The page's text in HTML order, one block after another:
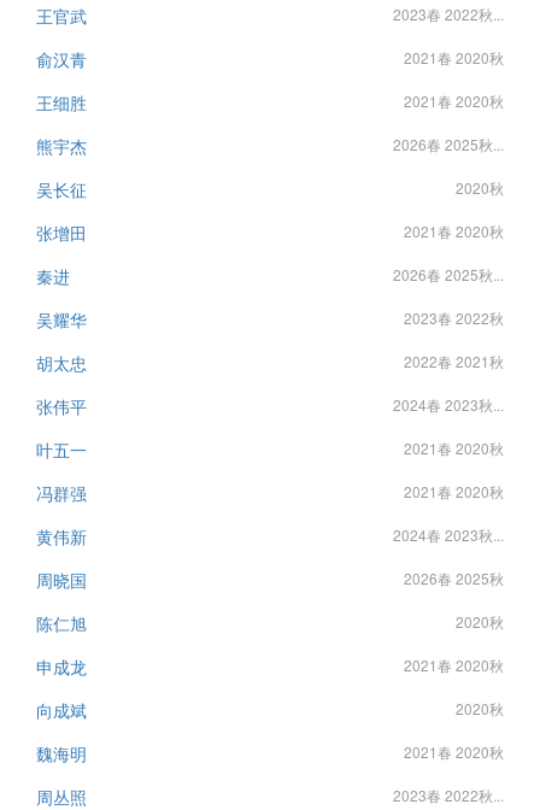
王官武 2023春 2022秋...
俞汉青 2021春 2020秋
王细胜 2021春 2020秋
熊宇杰 2026春 2025秋...
吴长征 2020秋
张增田 2021春 2020秋
秦进 2026春 2025秋...
吴耀华 2023春 2022秋
胡太忠 2022春 2021秋
张伟平 2024春 2023秋...
叶五一 2021春 2020秋
冯群强 2021春 2020秋
黄伟新 2024春 2023秋...
周晓国 2026春 2025秋
陈仁旭 2020秋
申成龙 2021春 2020秋
向成斌 2020秋
魏海明 2021春 2020秋
周丛照 2023春 2022秋...